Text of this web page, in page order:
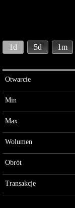
1d 5d 1m
Otwarcie
Min
Max
Wolumen
Obrót
Transakcje